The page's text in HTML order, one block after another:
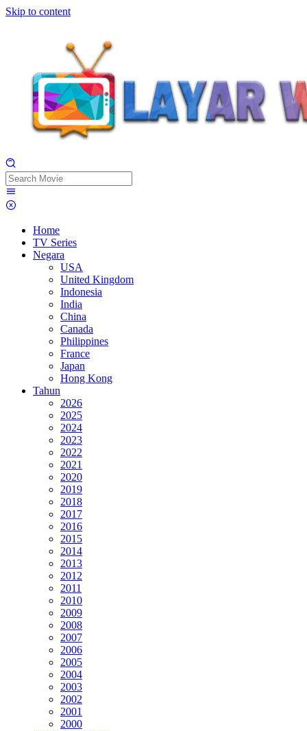
Skip to content
Home
TV Series
Negara
USA
United Kingdom
Indonesia
India
China
Canada
Philippines
France
Japan
Hong Kong
Tahun
2026
2025
2024
2023
2022
2021
2020
2019
2018
2017
2016
2015
2014
2013
2012
2011
2010
2009
2008
2007
2006
2005
2004
2003
2002
2001
2000